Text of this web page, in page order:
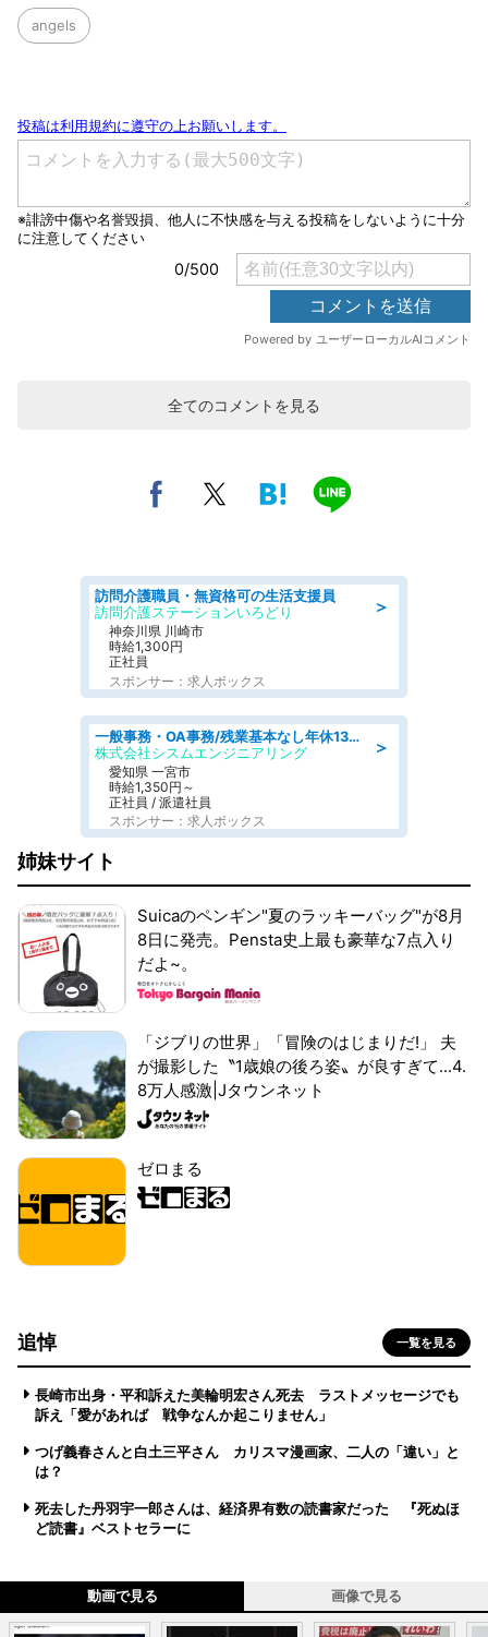
angels
全てのコメントを見る
＞
訪問介護職員・無資格可の生活支援員
訪問介護ステーションいろどり
神奈川県 川崎市
時給1,300円
正社員
スポンサー：求人ボックス
＞
一般事務・OA事務/残業基本なし年休130日社保完備の一般・調達事務
株式会社シスムエンジニアリング
愛知県 一宮市
時給1,350円～
正社員 / 派遣社員
スポンサー：求人ボックス
姉妹サイト
Suicaのペンギン"夏のラッキーバッグ"が8月
8日に発売。Pensta史上最も豪華な7点入り
だよ~。
「ジブリの世界」「冒険のはじまりだ!」 夫
が撮影した〝1歳娘の後ろ姿〟が良すぎて...4.
8万人感激|Jタウンネット
ゼロまる
追悼 一覧を見る
長崎市出身・平和訴えた美輪明宏さん死去 ラストメッセージでも
訴え「愛があれば 戦争なんか起こりません」
つげ義春さんと白土三平さん カリスマ漫画家、二人の「違い」と
は？
死去した丹羽宇一郎さんは、経済界有数の読書家だった 『死ぬほ
ど読書』ベストセラーに
動画で見る 画像で見る